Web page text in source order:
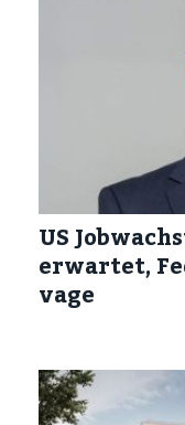
US
erwartet,
vage